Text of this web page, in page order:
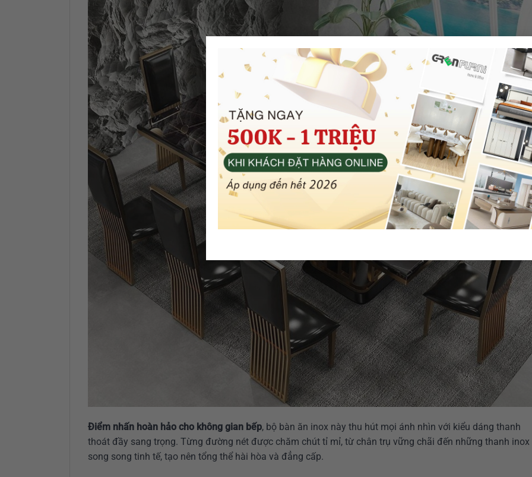
Điểm nhấn hoàn hảo cho không gian bếp, bộ bàn ăn inox này thu hút mọi ánh nhìn với kiểu dáng thanh
thoát đầy sang trọng. Từng đường nét được chăm chút tỉ mỉ, từ chân trụ vững chãi đến những thanh inox
song song tinh tế, tạo nên tổng thể hài hòa và đẳng cấp.